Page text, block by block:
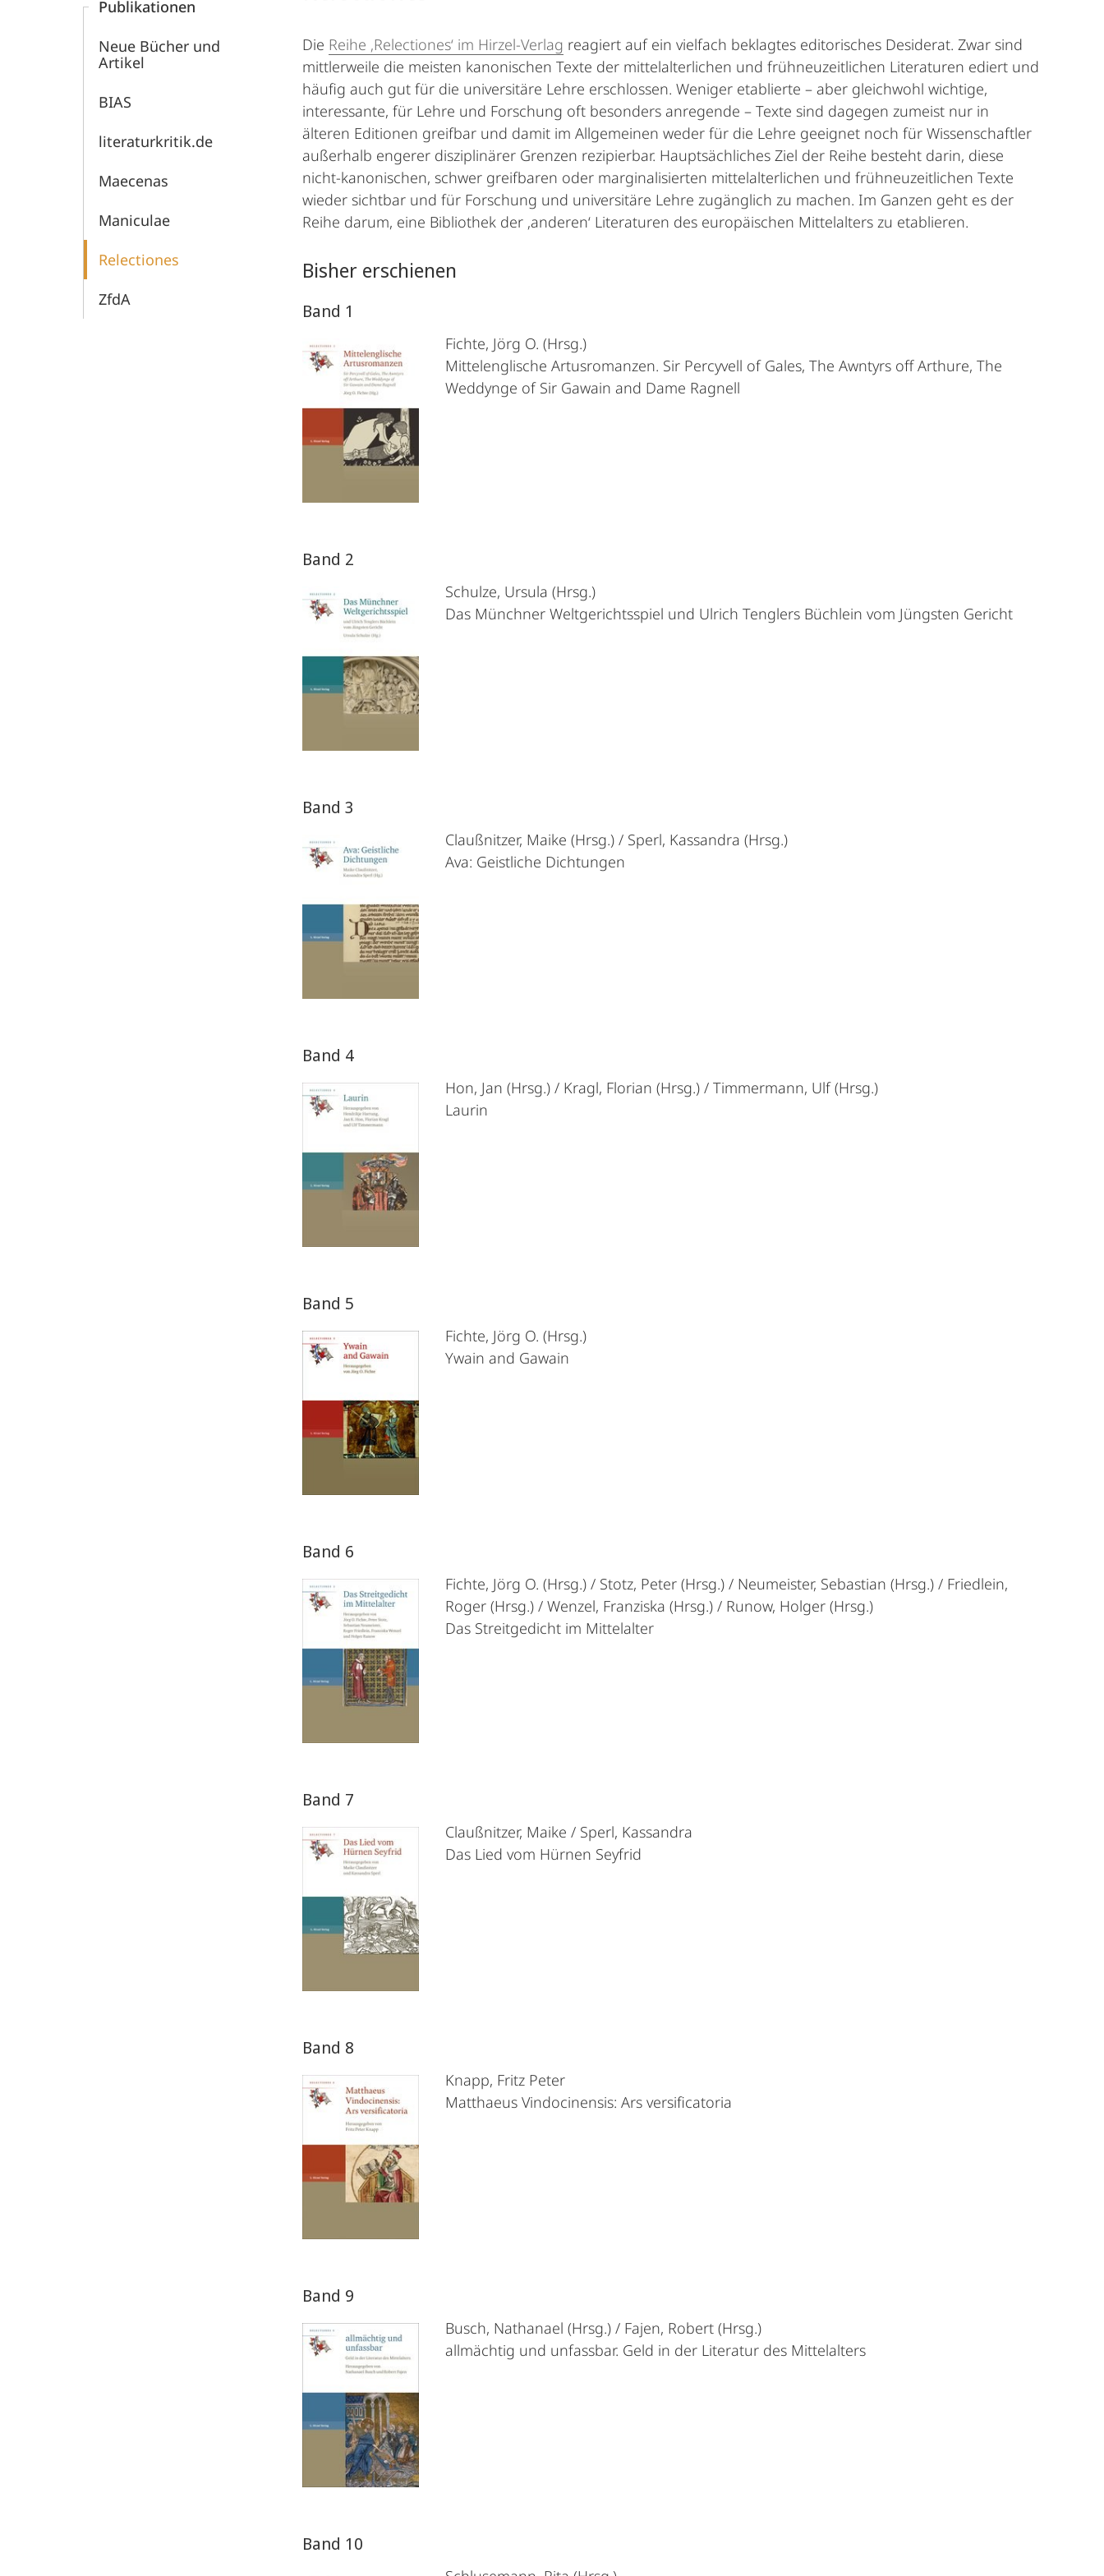
Mittelalters
Publikationen
Neue Bücher und
Artikel
BIAS
literaturkritik.de
Maecenas
Maniculae
Relectiones
ZfdA
Die Reihe ‚Relectiones‘ im Hirzel-Verlag reagiert auf ein vielfach beklagtes editorisches Desiderat. Zwar sind
mittlerweile die meisten kanonischen Texte der mittelalterlichen und frühneuzeitlichen Literaturen ediert und
häufig auch gut für die universitäre Lehre erschlossen. Weniger etablierte – aber gleichwohl wichtige,
interessante, für Lehre und Forschung oft besonders anregende – Texte sind dagegen zumeist nur in
älteren Editionen greifbar und damit im Allgemeinen weder für die Lehre geeignet noch für Wissenschaftler
außerhalb engerer disziplinärer Grenzen rezipierbar. Hauptsächliches Ziel der Reihe besteht darin, diese
nicht-kanonischen, schwer greifbaren oder marginalisierten mittelalterlichen und frühneuzeitlichen Texte
wieder sichtbar und für Forschung und universitäre Lehre zugänglich zu machen. Im Ganzen geht es der
Reihe darum, eine Bibliothek der ‚anderen‘ Literaturen des europäischen Mittelalters zu etablieren.
Bisher erschienen
Band 1
Fichte, Jörg O. (Hrsg.)
Mittelenglische Artusromanzen. Sir Percyvell of Gales, The Awntyrs off Arthure, The
Weddynge of Sir Gawain and Dame Ragnell
Band 2
Schulze, Ursula (Hrsg.)
Das Münchner Weltgerichtsspiel und Ulrich Tenglers Büchlein vom Jüngsten Gericht
Band 3
Claußnitzer, Maike (Hrsg.) / Sperl, Kassandra (Hrsg.)
Ava: Geistliche Dichtungen
Band 4
Hon, Jan (Hrsg.) / Kragl, Florian (Hrsg.) / Timmermann, Ulf (Hrsg.)
Laurin
Band 5
Fichte, Jörg O. (Hrsg.)
Ywain and Gawain
Band 6
Fichte, Jörg O. (Hrsg.) / Stotz, Peter (Hrsg.) / Neumeister, Sebastian (Hrsg.) / Friedlein,
Roger (Hrsg.) / Wenzel, Franziska (Hrsg.) / Runow, Holger (Hrsg.)
Das Streitgedicht im Mittelalter
Band 7
Claußnitzer, Maike / Sperl, Kassandra
Das Lied vom Hürnen Seyfrid
Band 8
Knapp, Fritz Peter
Matthaeus Vindocinensis: Ars versificatoria
Band 9
Busch, Nathanael (Hrsg.) / Fajen, Robert (Hrsg.)
allmächtig und unfassbar. Geld in der Literatur des Mittelalters
Band 10